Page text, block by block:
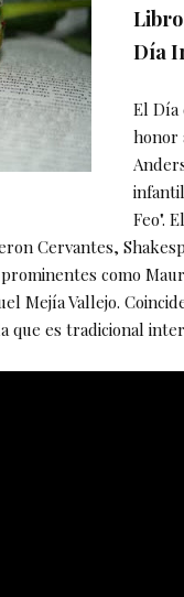
Día
El Día
honor
Feo".
Cervantes,
como
Mejía Vallejo.
que es tradicional